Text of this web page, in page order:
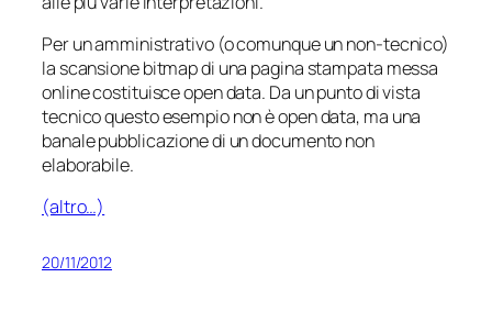
Per un amministrativo (o comunque un non-tecnico)
la scansione bitmap di una pagina stampata messa
online costituisce open data. Da un punto di vista
tecnico questo esempio non è open data, ma una
banale pubblicazione di un documento non
elaborabile.
(altro…)
20/11/2012